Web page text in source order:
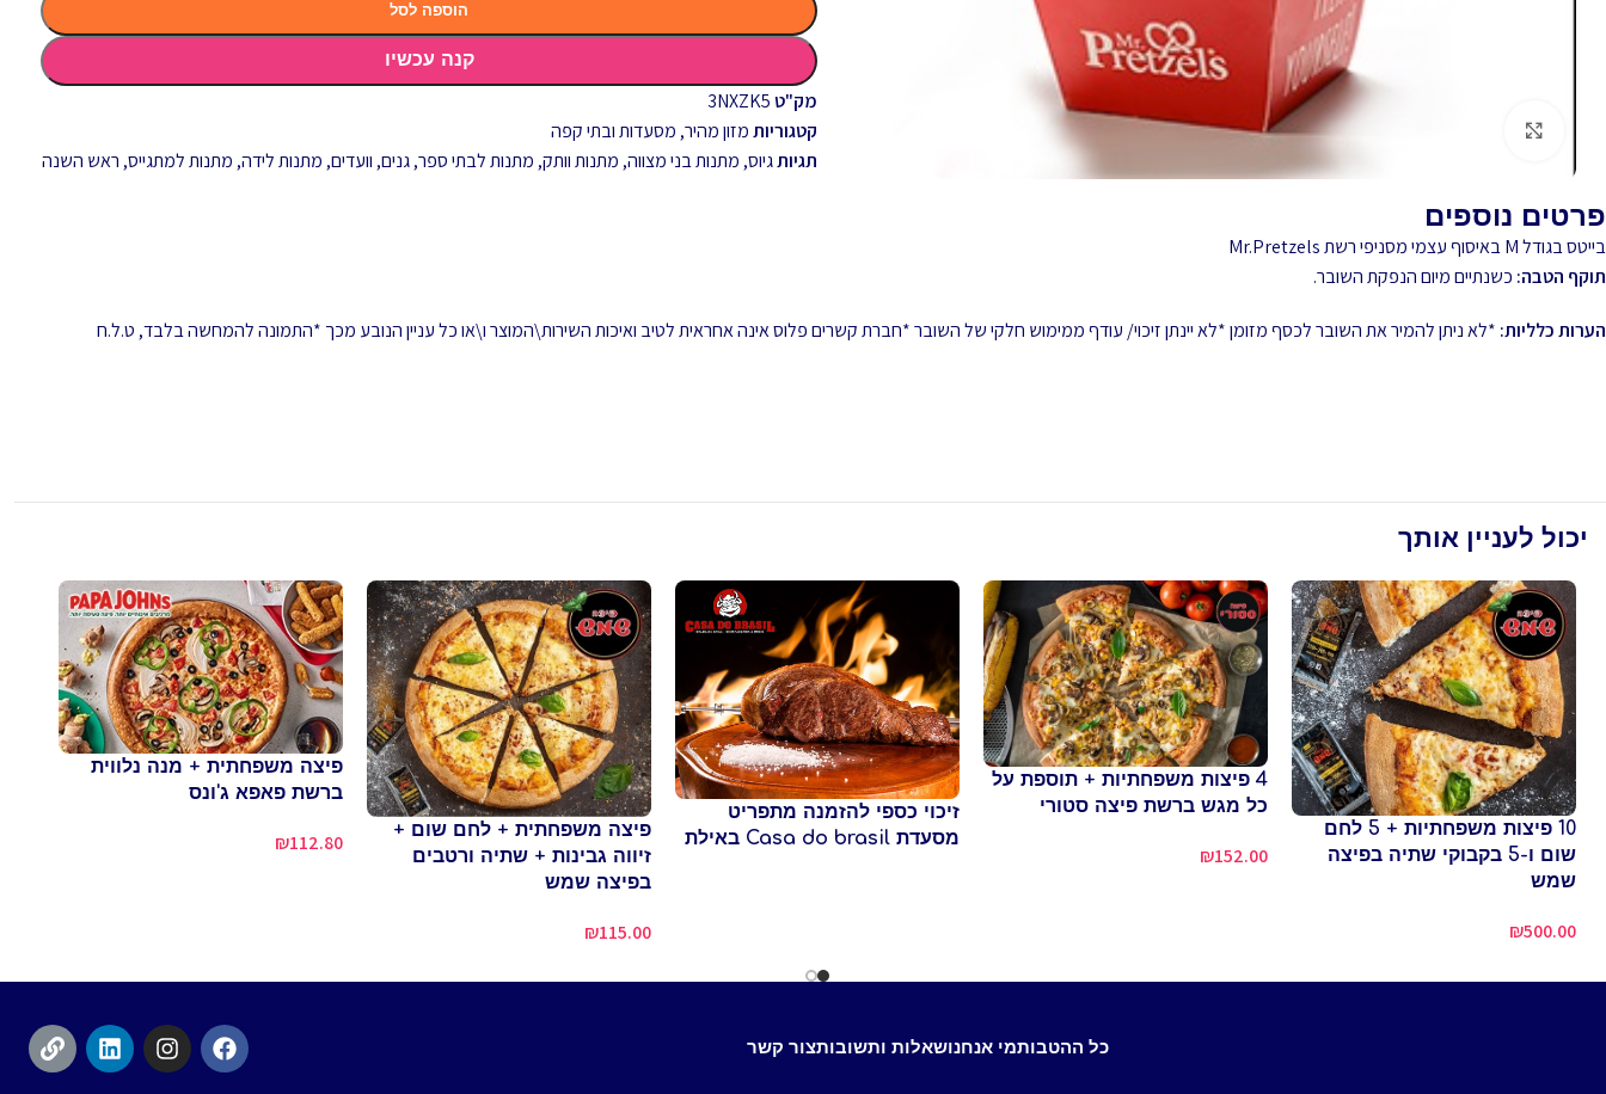
הוספה לסל
קנה עכשיו
מק"ט3NXZK5
קטגוריותמזון מהיר, מסעדות ובתי קפה
תגיותגיוס, מתנות בני מצווה, מתנות וותק, מתנות לבתי ספר, גנים, וועדים, מתנות לידה, מתנות למתגייס, ראש השנה
פרטים נוספים
בייטס בגודל M באיסוף עצמי מסניפי רשת Mr.Pretzels
תוקף הטבה: כשנתיים מיום הנפקת השובר.
הערות כלליות: *לא ניתן להמיר את השובר לכסף מזומן *לא יינתן זיכוי/ עודף ממימוש חלקי של השובר *חברת קשרים פלוס אינה אחראית לטיב ואיכות השירות\המוצר ו\או כל עניין הנובע מכך *התמונה להמחשה בלבד, ט.ל.ח
יכול לעניין אותך
10 פיצות משפחתיות + 5 לחם
שום ו-5 בקבוקי שתיה בפיצה
שמש
₪500.00
4 פיצות משפחתיות + תוספת על
כל מגש ברשת פיצה סטורי
₪152.00
זיכוי כספי להזמנה מתפריט
מסעדת Casa do brasil באילת
פיצה משפחתית + לחם שום +
זיווה גבינות + שתיה ורטבים
בפיצה שמש
₪115.00
פיצה משפחתית + מנה נלווית
ברשת פאפא ג'ונס
₪112.80
כל ההטבותמי אנחנושאלות ותשובותצור קשר